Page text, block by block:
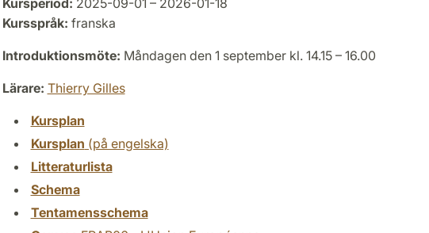
Kursperiod: 2025-09-01 – 2026-01-18
Kursspråk: franska
Introduktionsmöte: Måndagen den 1 september kl. 14.15 – 16.00
Lärare: Thierry Gilles
Kursplan
Kursplan (på engelska)
Litteraturlista
Schema
Tentamensschema